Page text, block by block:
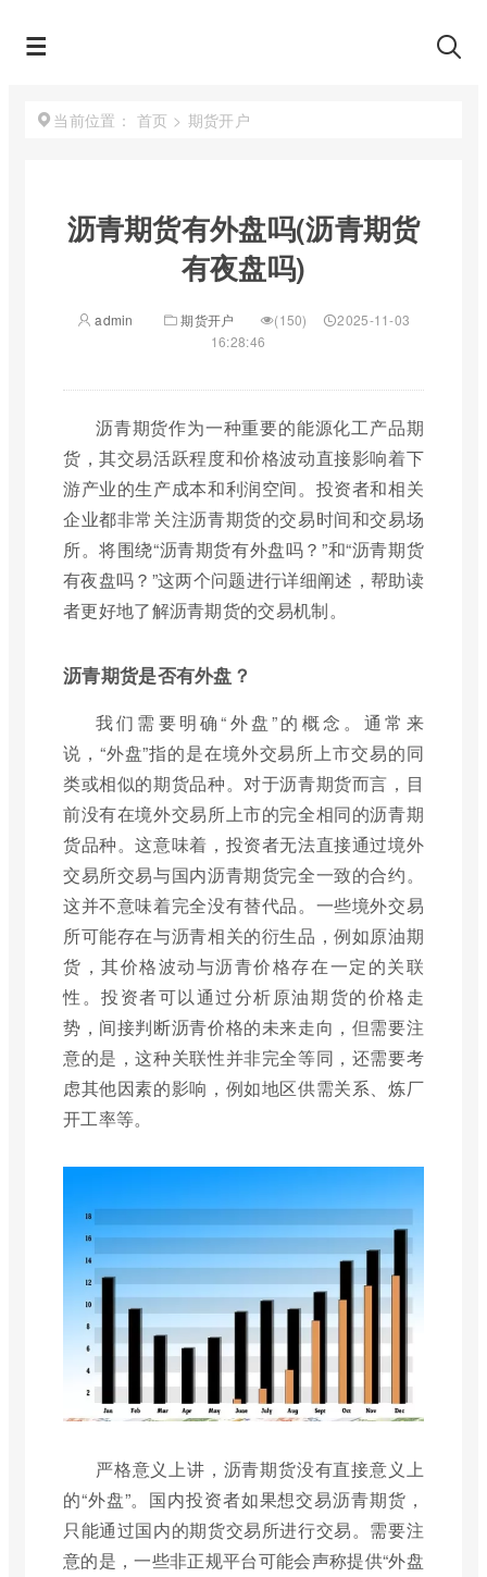
当前位置： 首页 > 期货开户
沥青期货有外盘吗(沥青期货
有夜盘吗)
admin 期货开户 (150)
2025-11-03
16:28:46
沥青期货作为一种重要的能源化工产品期
货，其交易活跃程度和价格波动直接影响着下
游产业的生产成本和利润空间。投资者和相关
企业都非常关注沥青期货的交易时间和交易场
所。将围绕“沥青期货有外盘吗？”和“沥青期货
有夜盘吗？”这两个问题进行详细阐述，帮助读
者更好地了解沥青期货的交易机制。
沥青期货是否有外盘？
我们需要明确“外盘”的概念。通常来
说，“外盘”指的是在境外交易所上市交易的同
类或相似的期货品种。对于沥青期货而言，目
前没有在境外交易所上市的完全相同的沥青期
货品种。这意味着，投资者无法直接通过境外
交易所交易与国内沥青期货完全一致的合约。
这并不意味着完全没有替代品。一些境外交易
所可能存在与沥青相关的衍生品，例如原油期
货，其价格波动与沥青价格存在一定的关联
性。投资者可以通过分析原油期货的价格走
势，间接判断沥青价格的未来走向，但需要注
意的是，这种关联性并非完全等同，还需要考
虑其他因素的影响，例如地区供需关系、炼厂
开工率等。
严格意义上讲，沥青期货没有直接意义上
的“外盘”。国内投资者如果想交易沥青期货，
只能通过国内的期货交易所进行交易。需要注
意的是，一些非正规平台可能会声称提供“外盘